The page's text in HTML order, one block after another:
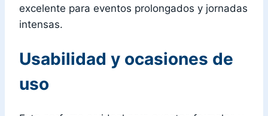
excelente para eventos prolongados y jornadas
intensas.
Usabilidad y ocasiones de
uso